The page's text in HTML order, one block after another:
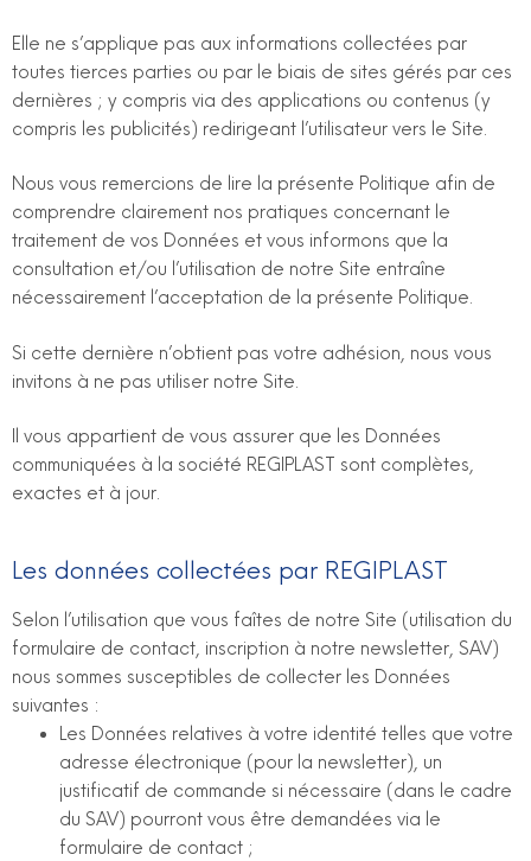
Elle ne s’applique pas aux informations collectées par
toutes tierces parties ou par le biais de sites gérés par ces
dernières ; y compris via des applications ou contenus (y
compris les publicités) redirigeant l’utilisateur vers le Site.
Nous vous remercions de lire la présente Politique afin de
comprendre clairement nos pratiques concernant le
traitement de vos Données et vous informons que la
consultation et/ou l’utilisation de notre Site entraîne
nécessairement l’acceptation de la présente Politique.
Si cette dernière n’obtient pas votre adhésion, nous vous
invitons à ne pas utiliser notre Site.
Il vous appartient de vous assurer que les Données
communiquées à la société REGIPLAST sont complètes,
exactes et à jour.
Les données collectées par REGIPLAST
Selon l’utilisation que vous faîtes de notre Site (utilisation du
formulaire de contact, inscription à notre newsletter, SAV)
nous sommes susceptibles de collecter les Données
suivantes :
Les Données relatives à votre identité telles que votre
adresse électronique (pour la newsletter), un
justificatif de commande si nécessaire (dans le cadre
du SAV) pourront vous être demandées via le
formulaire de contact ;